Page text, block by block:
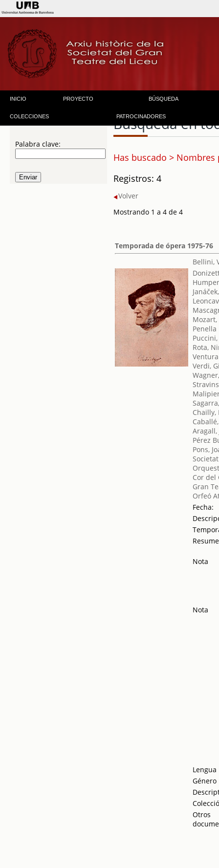
INICIO PROYECTO BÚSQUEDA
COLECCIONES PATROCINADORES
Palabra clave:
Búsqueda en
Has buscado >
Registros: 4
Volver
Mostrando 1 a 4 de 4
Temporada de ópera 1975-76
Bellini,
Rota,
Verdi,
Chailly,
Aragall,
Pérez
Pons,
Cor del
Gran
Orfeó
Fecha:
Nota
Nota
Lengua
Género
Otros